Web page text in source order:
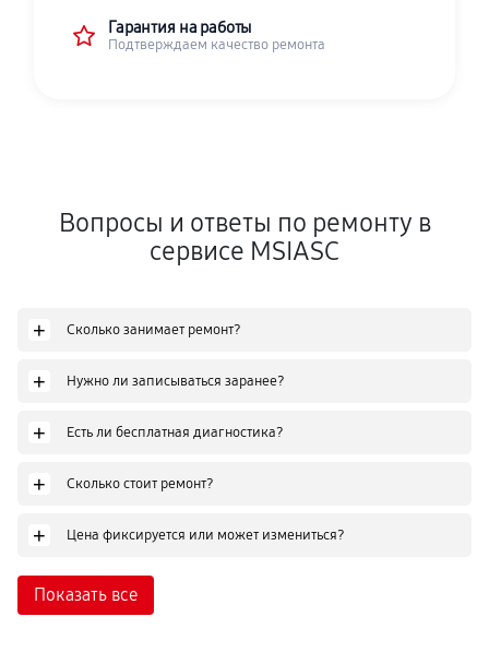
Гарантия на работы
Подтверждаем качество ремонта
Вопросы и ответы по ремонту в
сервисе MSIASC
+ Сколько занимает ремонт?
+ Нужно ли записываться заранее?
+ Есть ли бесплатная диагностика?
+ Сколько стоит ремонт?
+ Цена фиксируется или может измениться?
Показать все